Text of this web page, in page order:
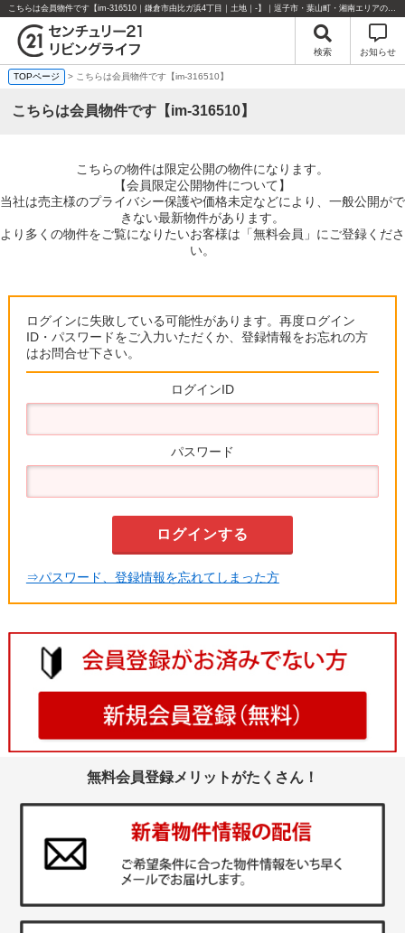
こちらは会員物件です【im-316510｜鎌倉市由比ガ浜4丁目｜土地｜-】｜逗子市・葉山町・湘南エリアの不動産のことならセンチュリー21リビングライフにお任せください！
検索 お知らせ
TOPページ > こちらは会員物件です【im-316510】
こちらは会員物件です【im-316510】
こちらの物件は限定公開の物件になります。
【会員限定公開物件について】
当社は売主様のプライバシー保護や価格未定などにより、一般公開がで
きない最新物件があります。
より多くの物件をご覧になりたいお客様は「無料会員」にご登録くださ
い。
ログインに失敗している可能性があります。再度ログイン
ID・パスワードをご入力いただくか、登録情報をお忘れの方
はお問合せ下さい。
ログインID
パスワード
⇒パスワード、登録情報を忘れてしまった方
無料会員登録メリットがたくさん！